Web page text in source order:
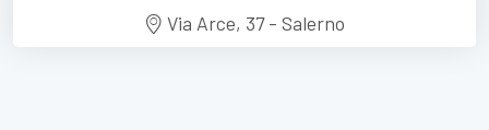
Via Arce, 37 - Salerno